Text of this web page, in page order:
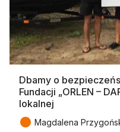
Dbamy o
Fundacji „ORLEN –
lokalnej
● Magdalena